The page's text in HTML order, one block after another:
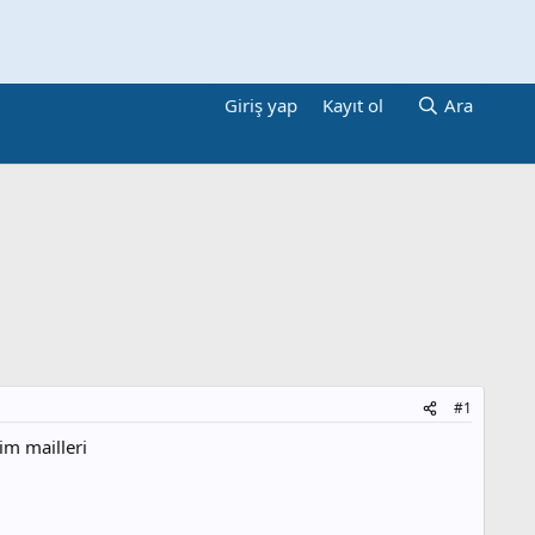
Giriş yap Kayıt ol Ara
#1
mailleri